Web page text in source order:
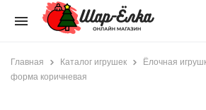
menu
Главная Каталог игрушек
Ёлочная
форма коричневая